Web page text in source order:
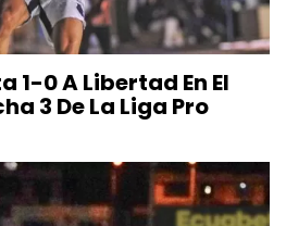
1-0 A Libertad En El
3 De La Liga Pro